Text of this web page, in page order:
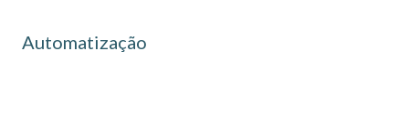
Automatização